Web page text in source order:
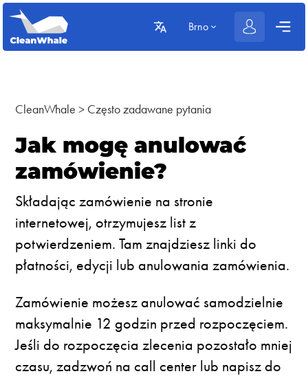
Brno
CleanWhale > Często zadawane pytania
Jak mogę anulować
zamówienie?
Składając zamówienie na stronie
internetowej, otrzymujesz list z
potwierdzeniem. Tam znajdziesz linki do
płatności, edycji lub anulowania zamówienia.
Zamówienie możesz anulować samodzielnie
maksymalnie 12 godzin przed rozpoczęciem.
Jeśli do rozpoczęcia zlecenia pozostało mniej
czasu, zadzwoń na call center lub napisz do